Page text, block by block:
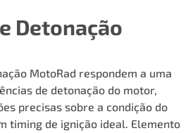
Detonação
MotoRad respondem a uma
de detonação do motor,
precisas sobre a condição do
timing de ignição ideal. Elemento